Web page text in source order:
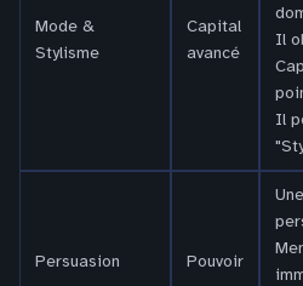
Mode &
Stylisme
Capital
avancé
Il
Il
Persuasion Pouvoir